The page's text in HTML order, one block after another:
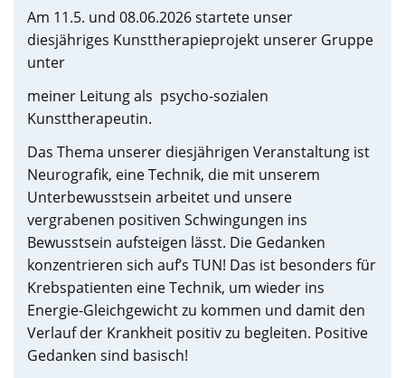
Am 11.5. und 08.06.2026 startete unser
diesjähriges Kunsttherapieprojekt unserer Gruppe
unter
meiner Leitung als psycho-sozialen
Kunsttherapeutin.
Das Thema unserer diesjährigen Veranstaltung ist
Neurografik, eine Technik, die mit unserem
Unterbewusstsein arbeitet und unsere
vergrabenen positiven Schwingungen ins
Bewusstsein aufsteigen lässt. Die Gedanken
konzentrieren sich auf’s TUN! Das ist besonders für
Krebspatienten eine Technik, um wieder ins
Energie-Gleichgewicht zu kommen und damit den
Verlauf der Krankheit positiv zu begleiten. Positive
Gedanken sind basisch!